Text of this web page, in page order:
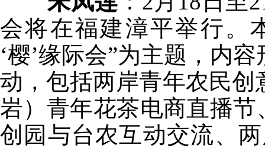
会将在福建漳平举行。
‘樱’缘际会”为主题，内
动，包括两岸青年农民
岩）青年花茶电商直播
创园与台农互动交流、